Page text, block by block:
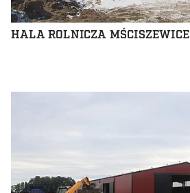
HALA ROLNICZA MŚCISZEWICE